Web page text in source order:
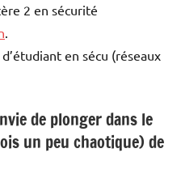
2 en sécurité
d’étudiant en sécu (réseaux
de plonger dans le
un peu chaotique) de